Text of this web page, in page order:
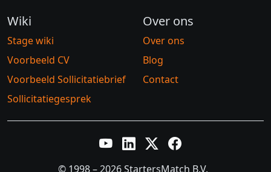
Wiki
Stage wiki
Voorbeeld CV
Voorbeeld Sollicitatiebrief
Sollicitatiegesprek
Over ons
Over ons
Blog
Contact
YouTubeLinkedInTwitter XFacebook
© 1998 – 2026 StartersMatch B.V.